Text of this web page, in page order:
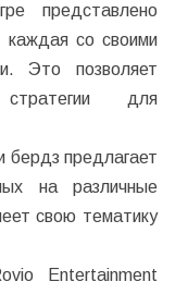
представлено
каждая со своими
Это позволяет
для
бердз предлагает
на различные
свою тематику
Entertainment